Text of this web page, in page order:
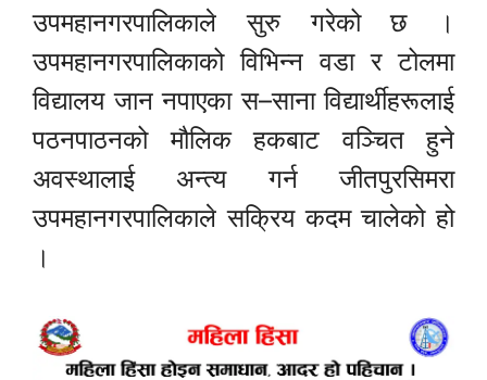
उपमहानगरपालिकाले सुरु गरेको छ ।
उपमहानगरपालिकाको विभिन्न वडा र टोलमा
विद्यालय जान नपाएका स–साना विद्यार्थीहरूलाई
पठनपाठनको मौलिक हकबाट वञ्चित हुने
अवस्थालाई अन्त्य गर्न जीतपुरसिमरा
उपमहानगरपालिकाले सक्रिय कदम चालेको हो
।